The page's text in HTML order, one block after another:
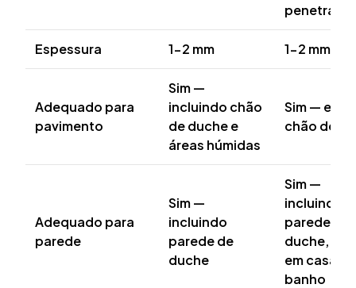
penetra
Espessura 1-2 mm 1-2 mm
Adequado para
pavimento
Sim —
incluindo chão
de duche e
áreas húmidas
Sim —
chão de
Adequado para
parede
Sim —
incluindo
parede de
duche
Sim —
incluindo
parede de
duche,
em casas
banho